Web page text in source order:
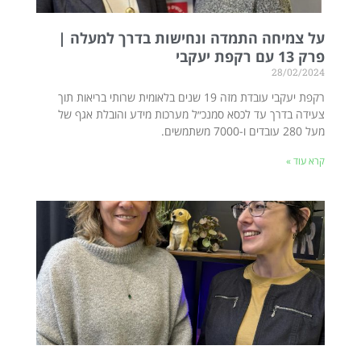
על צמיחה התמדה ונחישות בדרך למעלה |
פרק 13 עם רקפת יעקבי
28/02/2024
רקפת יעקבי עובדת מזה 19 שנים בלאומית שרותי בריאות תוך
צעידה בדרך עד לכסא סמנכ״ל מערכות מידע והובלת אגף של
מעל 280 עובדים ו-7000 משתמשים.
קרא עוד »